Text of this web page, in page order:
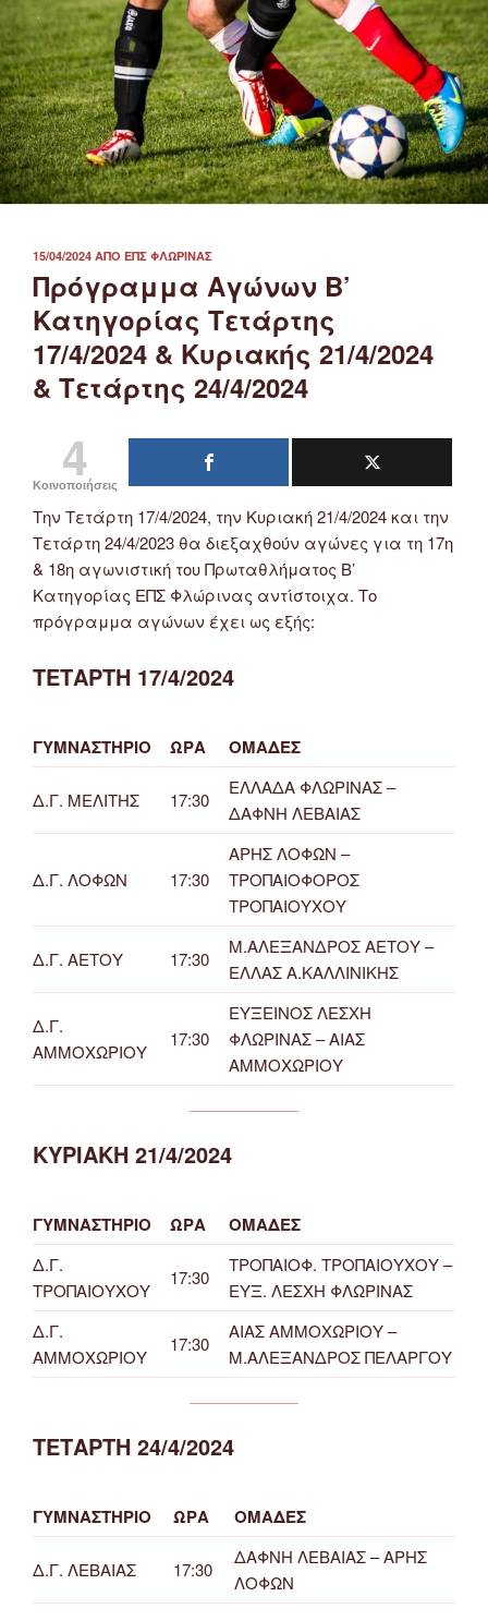
ΔΗΜΟΣΙΕΎΤΗΚΕ
ΣΤΙΣ
15/04/2024 ΑΠΌ ΕΠΣ ΦΛΏΡΙΝΑΣ
Πρόγραμμα Αγώνων Β’
Κατηγορίας Τετάρτης
17/4/2024 & Κυριακής 21/4/2024
& Τετάρτης 24/4/2024
4
Κοινοποιήσεις
Την Τετάρτη 17/4/2024, την Κυριακή 21/4/2024 και την
Τετάρτη 24/4/2023 θα διεξαχθούν αγώνες για τη 17η
& 18η αγωνιστική του Πρωταθλήματος Β’
Κατηγορίας ΕΠΣ Φλώρινας αντίστοιχα. Το
πρόγραμμα αγώνων έχει ως εξής:
ΤΕΤΑΡΤΗ 17/4/2024
ΓΥΜΝΑΣΤΗΡΙΟ ΩΡΑ ΟΜΑΔΕΣ
Δ.Γ. ΜΕΛΙΤΗΣ 17:30
ΕΛΛΑΔΑ ΦΛΩΡΙΝΑΣ –
ΔΑΦΝΗ ΛΕΒΑΙΑΣ
Δ.Γ. ΛΟΦΩΝ 17:30
ΑΡΗΣ ΛΟΦΩΝ –
ΤΡΟΠΑΙΟΦΟΡΟΣ
ΤΡΟΠΑΙΟΥΧΟΥ
Δ.Γ. ΑΕΤΟΥ 17:30
Μ.ΑΛΕΞΑΝΔΡΟΣ ΑΕΤΟΥ –
ΕΛΛΑΣ Α.ΚΑΛΛΙΝΙΚΗΣ
Δ.Γ.
ΑΜΜΟΧΩΡΙΟΥ
17:30
ΕΥΞΕΙΝΟΣ ΛΕΣΧΗ
ΦΛΩΡΙΝΑΣ – ΑΙΑΣ
ΑΜΜΟΧΩΡΙΟΥ
ΚΥΡΙΑΚΗ 21/4/2024
ΓΥΜΝΑΣΤΗΡΙΟ ΩΡΑ ΟΜΑΔΕΣ
Δ.Γ.
ΤΡΟΠΑΙΟΥΧΟΥ
17:30
ΤΡΟΠΑΙΟΦ. ΤΡΟΠΑΙΟΥΧΟΥ –
ΕΥΞ. ΛΕΣΧΗ ΦΛΩΡΙΝΑΣ
Δ.Γ.
ΑΜΜΟΧΩΡΙΟΥ
17:30
ΑΙΑΣ ΑΜΜΟΧΩΡΙΟΥ –
Μ.ΑΛΕΞΑΝΔΡΟΣ ΠΕΛΑΡΓΟΥ
ΤΕΤΑΡΤΗ 24/4/2024
ΓΥΜΝΑΣΤΗΡΙΟ ΩΡΑ ΟΜΑΔΕΣ
Δ.Γ. ΛΕΒΑΙΑΣ 17:30
ΔΑΦΝΗ ΛΕΒΑΙΑΣ – ΑΡΗΣ
ΛΟΦΩΝ